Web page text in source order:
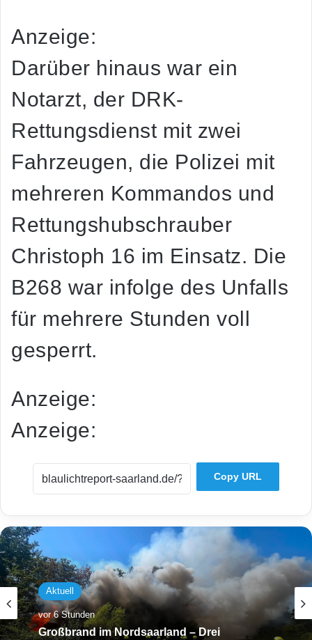
Anzeige:
Darüber hinaus war ein
Notarzt, der DRK-
Rettungsdienst mit zwei
Fahrzeugen, die Polizei mit
mehreren Kommandos und
Rettungshubschrauber
Christoph 16 im Einsatz. Die
B268 war infolge des Unfalls
für mehrere Stunden voll
gesperrt.
Anzeige:
Anzeige:
Copy URL
Aktuell
vor 6 Stunden
Großbrand im Nordsaarland – Drei